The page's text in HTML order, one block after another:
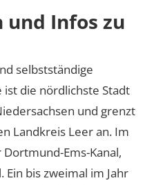
und Infos zu
selbstständige
ist die nördlichste Stadt
und grenzt
Landkreis Leer an. Im
Ems-Kanal,
Ein bis zweimal im Jahr